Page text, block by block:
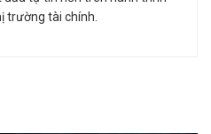
trường tài chính.